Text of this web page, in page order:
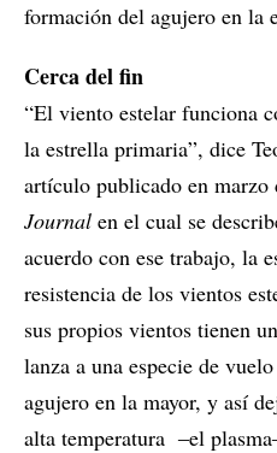
formación del agujero en la
Cerca del fin
“El viento estelar funciona
la estrella primaria”, dice
artículo publicado en
Journal en el cual se
acuerdo con ese trabajo, la
resistencia de los vientos
sus propios vientos tienen
lanza a una especie de
agujero en la mayor, y así
alta temperatura ‒el